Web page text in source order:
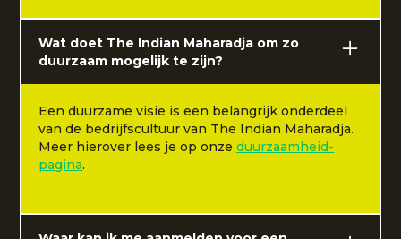
Wat doet The Indian Maharadja om zo
duurzaam mogelijk te zijn?
Een duurzame visie is een belangrijk onderdeel
van de bedrijfscultuur van The Indian Maharadja.
Meer hierover lees je op onzeduurzaamheid-
pagina.